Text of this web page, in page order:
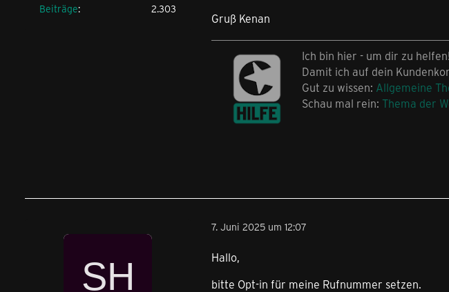
Beiträge
2.303
Gruß Kenan
Ich bin hier - um dir zu helfen!
Damit ich auf dein
Gut zu wissen: Allgemeine
Schau mal rein: Thema der
7. Juni 2025 um 12:07
Hallo,
bitte Opt-in für meine Rufnummer setzen.